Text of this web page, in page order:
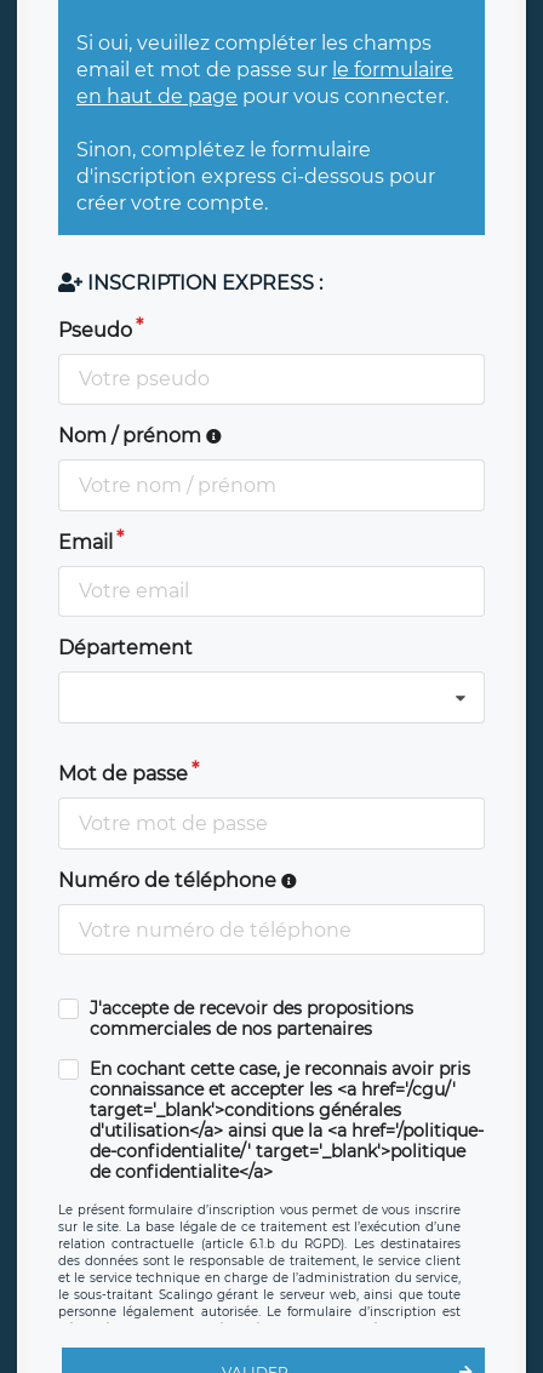
Si oui, veuillez compléter les champs
email et mot de passe sur le formulaire
en haut de page pour vous connecter.
Sinon, complétez le formulaire
d'inscription express ci-dessous pour
créer votre compte.
INSCRIPTION EXPRESS :
Pseudo
Nom / prénom
Email
Département
Mot de passe
Numéro de téléphone
J'accepte de recevoir des propositions
commerciales de nos partenaires
En cochant cette case, je reconnais avoir pris
connaissance et accepter les <a href='/cgu/'
target='_blank'>conditions générales
d'utilisation</a> ainsi que la <a href='/politique-
de-confidentialite/' target='_blank'>politique
de confidentialite</a>
Le présent formulaire d’inscription vous permet de vous inscrire
sur le site. La base légale de ce traitement est l’exécution d’une
relation contractuelle (article 6.1.b du RGPD). Les destinataires
des données sont le responsable de traitement, le service client
et le service technique en charge de l’administration du service,
le sous-traitant Scalingo gérant le serveur web, ainsi que toute
personne légalement autorisée. Le formulaire d’inscription est
offrant desclauses de protection conformes au RGPD. Les